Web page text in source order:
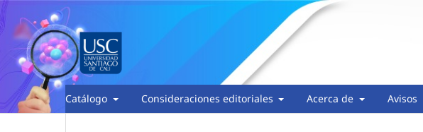
Catálogo Consideraciones editoriales Acerca de Avisos